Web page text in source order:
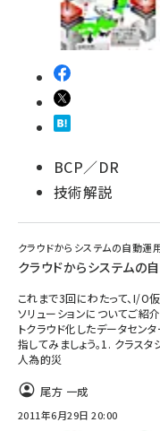
BCP／DR
技術解説
クラウドからシステムの自動運
クラウドからシステムの
これまで3回にわたって、I/O
ソリューションについてご紹
トクラウド化したデータセン
指してみましょう。1. クラス
人為的災
尾方 一成
2011年6月29日 20:00